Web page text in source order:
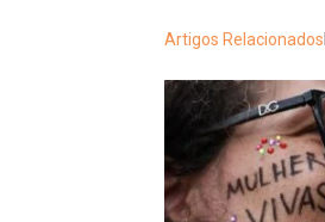
Artigos Relacionados